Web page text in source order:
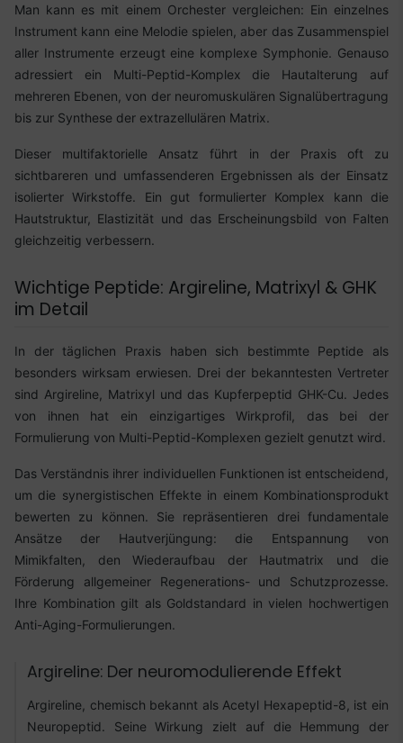
Man kann es mit einem Orchester vergleichen: Ein einzelnes
Instrument kann eine Melodie spielen, aber das Zusammenspiel
aller Instrumente erzeugt eine komplexe Symphonie. Genauso
adressiert ein Multi-Peptid-Komplex die Hautalterung auf
mehreren Ebenen, von der neuromuskulären Signalübertragung
bis zur Synthese der extrazellulären Matrix.
Dieser multifaktorielle Ansatz führt in der Praxis oft zu
sichtbareren und umfassenderen Ergebnissen als der Einsatz
isolierter Wirkstoffe. Ein gut formulierter Komplex kann die
Hautstruktur, Elastizität und das Erscheinungsbild von Falten
gleichzeitig verbessern.
Wichtige Peptide: Argireline, Matrixyl & GHK
im Detail
In der täglichen Praxis haben sich bestimmte Peptide als
besonders wirksam erwiesen. Drei der bekanntesten Vertreter
sind Argireline, Matrixyl und das Kupferpeptid GHK-Cu. Jedes
von ihnen hat ein einzigartiges Wirkprofil, das bei der
Formulierung von Multi-Peptid-Komplexen gezielt genutzt wird.
Das Verständnis ihrer individuellen Funktionen ist entscheidend,
um die synergistischen Effekte in einem Kombinationsprodukt
bewerten zu können. Sie repräsentieren drei fundamentale
Ansätze der Hautverjüngung: die Entspannung von
Mimikfalten, den Wiederaufbau der Hautmatrix und die
Förderung allgemeiner Regenerations- und Schutzprozesse.
Ihre Kombination gilt als Goldstandard in vielen hochwertigen
Anti-Aging-Formulierungen.
Argireline: Der neuromodulierende Effekt
Argireline, chemisch bekannt als Acetyl Hexapeptid-8, ist ein
Neuropeptid. Seine Wirkung zielt auf die Hemmung der